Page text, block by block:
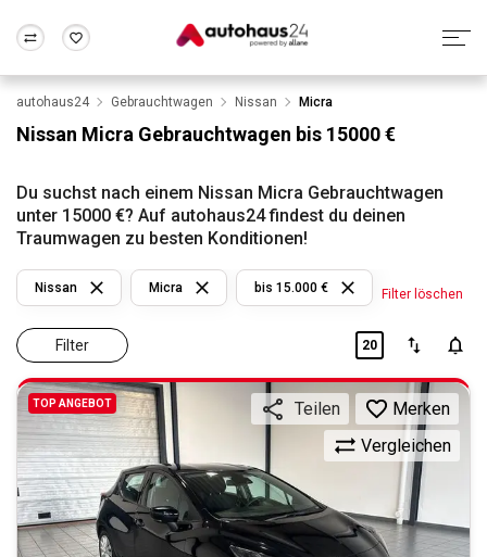
Wir bewerten dein Auto
Alle Fragen & Antworten
Rund um die Inzahlungnahme
Frankfurt Wuppertal
autohaus24 Gebrauchtwagen Nissan Micra
Nissan Micra Gebrauchtwagen bis 15000 €
Du suchst nach einem Nissan Micra Gebrauchtwagen
unter 15000 €? Auf autohaus24 findest du deinen
Traumwagen zu besten Konditionen!
Filter
Nissan Micra bis 15.000 € Filter löschen
20
TOP ANGEBOT
Vergleichen
Teilen Merken